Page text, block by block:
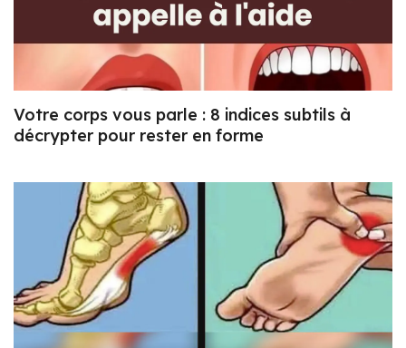
Votre corps vous parle : 8 indices subtils à
décrypter pour rester en forme